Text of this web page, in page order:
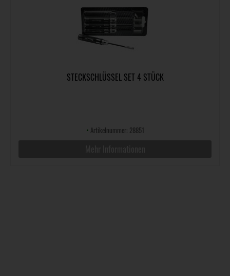
STECKSCHLÜSSEL SET 4 STÜCK
• Artikelnummer: 28851